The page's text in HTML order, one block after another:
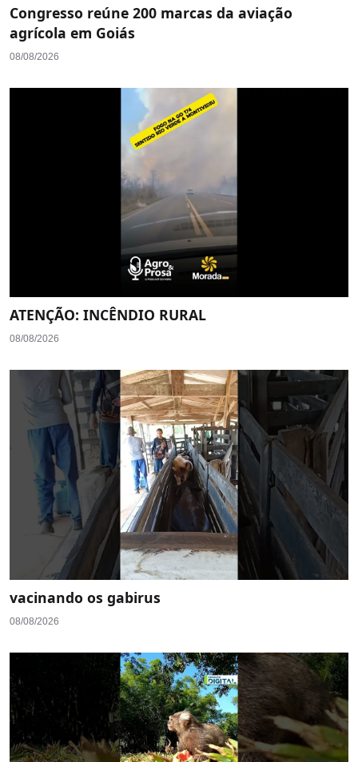
Congresso reúne 200 marcas da aviação
agrícola em Goiás
08/08/2026
ATENÇÃO: INCÊNDIO RURAL
08/08/2026
vacinando os gabirus
08/08/2026